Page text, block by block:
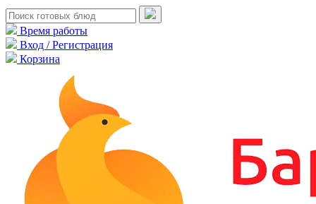
Время работы
Вход / Регистрация
Корзина